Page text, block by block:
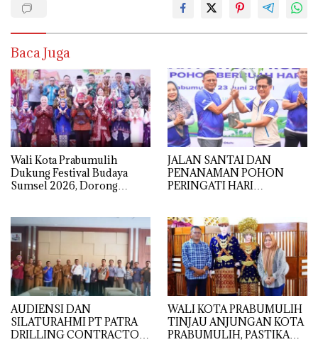
Baca Juga
Wali Kota Prabumulih
Dukung Festival Budaya
Sumsel 2026, Dorong
Kreatif
JALAN SANTAI DAN
PENANAMAN POHON
PERINGATI HARI
AUDIENSI DAN
SILATURAHMI PT PATRA
DRILLING CONTRACTOR
WALI KOTA PRABUMULIH
TINJAU ANJUNGAN KOTA
PRABUMULIH, PASTIKAN